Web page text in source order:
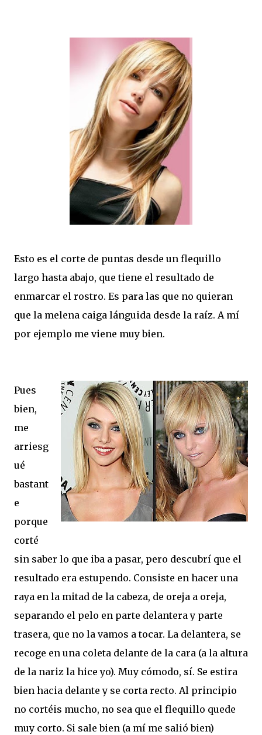
Esto es el corte de puntas desde un flequillo
largo hasta abajo, que tiene el resultado de
enmarcar el rostro. Es para las que no quieran
que la melena caiga lánguida desde la raíz. A mí
por ejemplo me viene muy bien.
Pues
bien,
me
arriesg
ué
bastant
e
porque
corté
sin saber lo que iba a pasar, pero descubrí que el
resultado era estupendo. Consiste en hacer una
raya en la mitad de la cabeza, de oreja a oreja,
separando el pelo en parte delantera y parte
trasera, que no la vamos a tocar. La delantera, se
recoge en una coleta delante de la cara (a la altura
de la nariz la hice yo). Muy cómodo, sí. Se estira
bien hacia delante y se corta recto. Al principio
no cortéis mucho, no sea que el flequillo quede
muy corto. Si sale bien (a mí me salió bien)